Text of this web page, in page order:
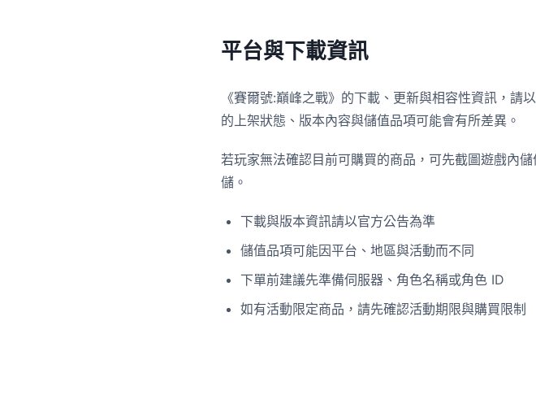
平台與下載資訊
《賽爾號:巔峰之戰》的下載、更新與相容性資訊，
的上架狀態、版本內容與儲值品項可能會有所差異。
若玩家無法確認目前可購買的商品，可先截圖遊戲內
儲。
下載與版本資訊請以官方公告為準
儲值品項可能因平台、地區與活動而不同
下單前建議先準備伺服器、角色名稱或角色 ID
如有活動限定商品，請先確認活動期限與購買限制